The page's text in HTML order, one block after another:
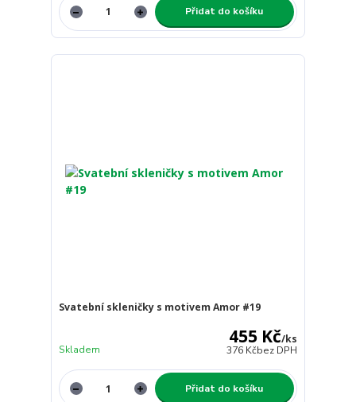
Přidat do košíku
Svatební skleničky s motivem Amor #19
455 Kč/ks
376 Kčbez DPH
Skladem
Přidat do košíku